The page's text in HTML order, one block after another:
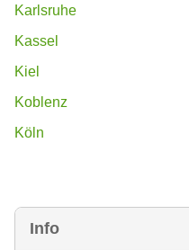
Info
Karlsruhe
Kassel
Kiel
Koblenz
Köln